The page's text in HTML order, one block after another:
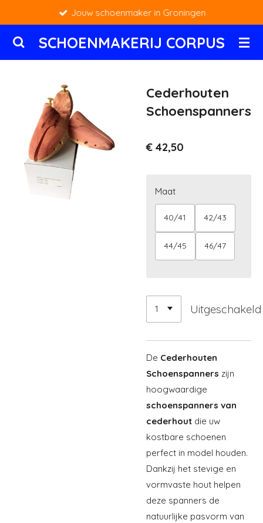
naar
de
SCHOENMAKERIJ CORPUS
Jouw schoenmaker in Groningen
Cederhouten
Schoenspanners
€ 42,50
Maat
40/41 42/43
44/45 46/47
Uitgeschakeld
De Cederhouten
Schoenspanners zijn
hoogwaardige
schoenspanners van
cederhout die uw
kostbare schoenen
perfect in model houden.
Dankzij het stevige en
vormvaste hout helpen
deze spanners de
natuurlijke pasvorm van